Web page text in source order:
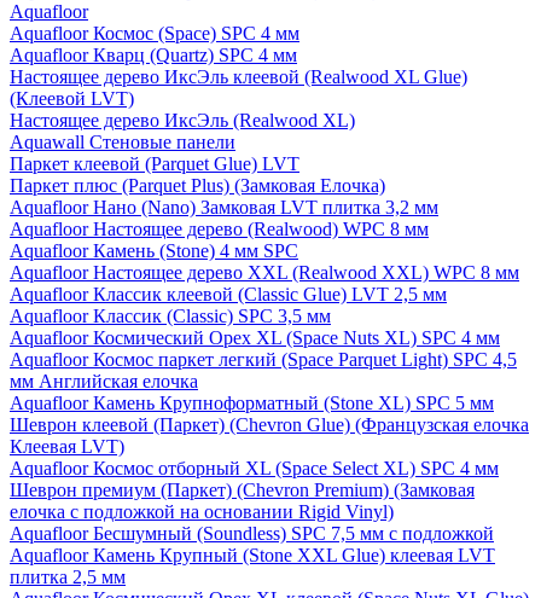
Aquafloor
Aquafloor Космос (Space) SPC 4 мм
Aquafloor Кварц (Quartz) SPC 4 мм
Настоящее дерево ИксЭль клеевой (Realwood XL Glue)
(Клеевой LVT)
Настоящее дерево ИксЭль (Realwood XL)
Aquawall Стеновые панели
Паркет клеевой (Parquet Glue) LVT
Паркет плюс (Parquet Plus) (Замковая Елочка)
Aquafloor Нано (Nano) Замковая LVT плитка 3,2 мм
Aquafloor Настоящее дерево (Realwood) WPC 8 мм
Aquafloor Камень (Stone) 4 мм SPC
Aquafloor Настоящее дерево XXL (Realwood XXL) WPC 8 мм
Aquafloor Классик клеевой (Classic Glue) LVT 2,5 мм
Aquafloor Классик (Classic) SPC 3,5 мм
Aquafloor Космический Орех XL (Space Nuts XL) SPC 4 мм
Aquafloor Космос паркет легкий (Space Parquet Light) SPC 4,5
мм Английская елочка
Aquafloor Камень Крупноформатный (Stone XL) SPC 5 мм
Шеврон клеевой (Паркет) (Chevron Glue) (Французская елочка
Клеевая LVT)
Aquafloor Космос отборный XL (Space Select XL) SPC 4 мм
Шеврон премиум (Паркет) (Chevron Premium) (Замковая
елочка с подложкой на основании Rigid Vinyl)
Aquafloor Бесшумный (Soundless) SPC 7,5 мм с подложкой
Aquafloor Камень Крупный (Stone XXL Glue) клеевая LVT
плитка 2,5 мм